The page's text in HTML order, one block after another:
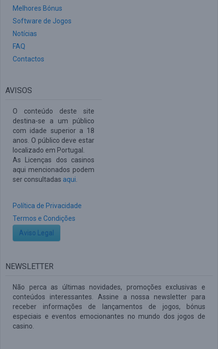
Melhores Bónus
Software de Jogos
Notícias
FAQ
Contactos
AVISOS
O conteúdo deste site
destina-se a um público
com idade superior a 18
anos. O público deve estar
localizado em Portugal.
As Licenças dos casinos
aqui mencionados podem
ser consultadas aqui
Política de Privacidade
Termos e Condições
Aviso Legal
NEWSLETTER
Não perca as últimas novidades, promoções exclusivas e
conteúdos interessantes. Assine a nossa newsletter para
receber informações de lançamentos de jogos, bónus
especiais e eventos emocionantes no mundo dos jogos de
casino.